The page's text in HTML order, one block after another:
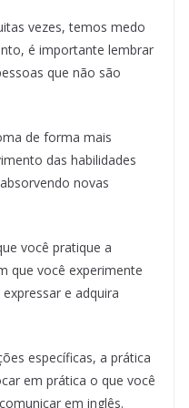
vezes, temos medo
é importante lembrar
que não são
de forma mais
das habilidades
novas
você pratique a
que você experimente
e adquira
específicas, a prática
em prática o que você
em inglês.